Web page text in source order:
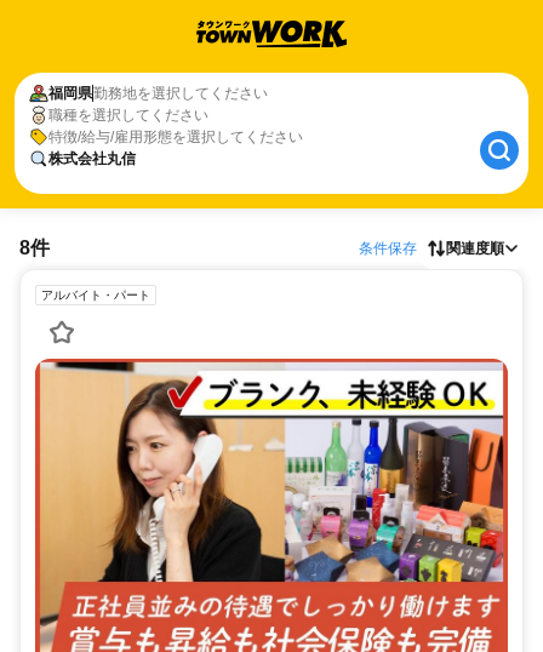
福岡県勤務地を選択してください
職種を選択してください
特徴/給与/雇用形態を選択してください
株式会社丸信
8件 条件保存 関連度順
アルバイト・パート